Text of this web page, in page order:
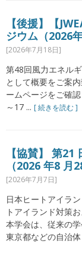
【後援】【
ジウム（2026
[2026年7月18日]
第48回風力エネル
として概要をご案
ームページをご確
～17 ... [ 続きを読む ]
【協賛】 第
（2026 年8
[2026年7月7日]
日本ヒートアイラ
トアイランド対策
本学会は、従来の
東京都などの自治体